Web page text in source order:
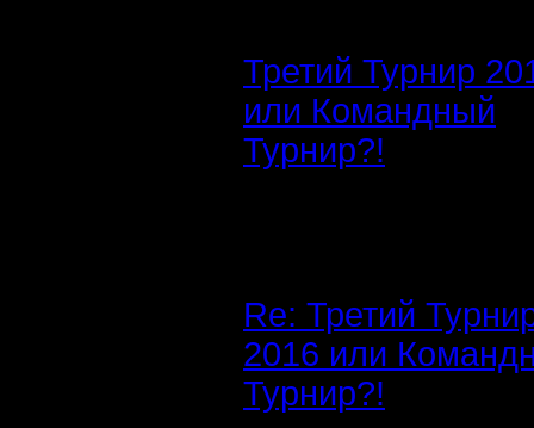
Третий Турнир
или Командный
Турнир?!
Re: Третий
2016 или
Турнир?!